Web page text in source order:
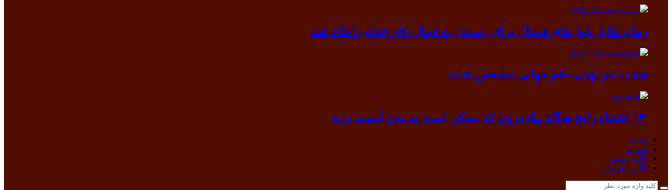
زمان تقابل غول‌های فوتبال برای رسیدن به فینال جام جهانی اعلام شد
هشت تیم نهایی جام جهانی مشخص شدند
۱۳ اشتباه رایج هنگام پیاده‌روی که ممکن است به بدن آسیب بزند
رویداد
استانها
گالری ویدیو
گالری تصاویر